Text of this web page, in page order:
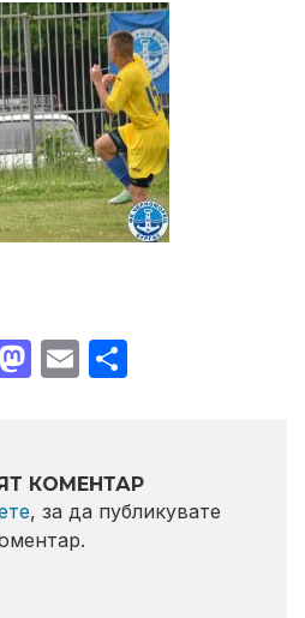
Mastodon
Email
КОМЕНТАР
, за да публикувате